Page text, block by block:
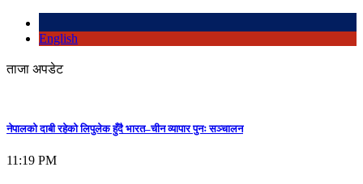
English
ताजा अपडेट
नेपालको दाबी रहेको लिपुलेक हुँदै भारत–चीन व्यापार पुनः सञ्चालन
11:19 PM